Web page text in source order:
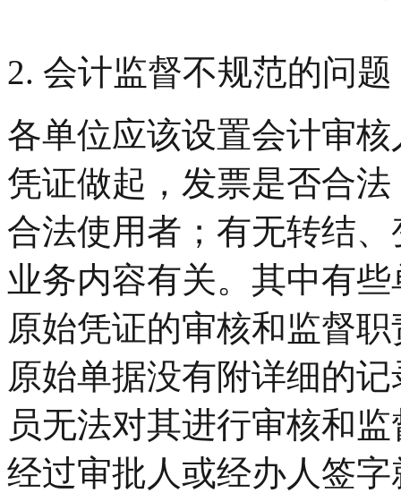
2. 会计监督不规范的问题
各单位应该设置会计审
凭证做起，发票是否合
合法使用者；有无转结
业务内容有关。其中有
原始凭证的审核和监督
原始单据没有附详细的
员无法对其进行审核和
经过审批人或经办人签